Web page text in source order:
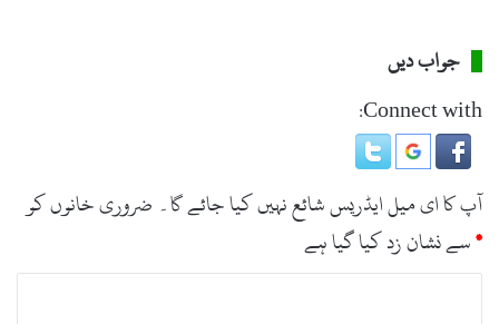
جواب دیں
Connect with:
آپ کا ای میل ایڈریس شائع نہیں کیا جائے گا۔ ضروری خانوں کو
*سے نشان زد کیا گیا ہے